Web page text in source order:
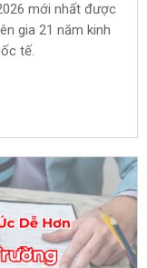
mới nhất được
gia 21 năm kinh
tế.